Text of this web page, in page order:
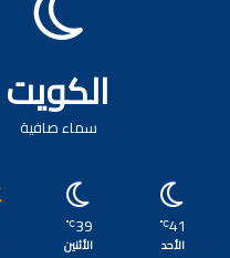
الكويت
سماء صافية
41
℃
الأحد
39
℃
الأثنين